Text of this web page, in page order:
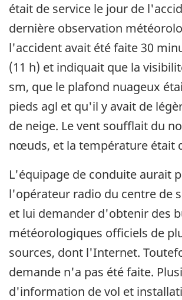
était de service le jour de
dernière observation
l'accident avait été faite 30
(11 h) et indiquait que la
sm, que le plafond nuageux
pieds agl et qu'il y avait de
de neige. Le vent soufflait du
nœuds, et la température était
L'équipage de conduite aurait
l'opérateur radio du centre de
et lui demander d'obtenir des
météorologiques officiels de
sources, dont l'Internet.
demande n'a pas été faite.
d'information de vol et